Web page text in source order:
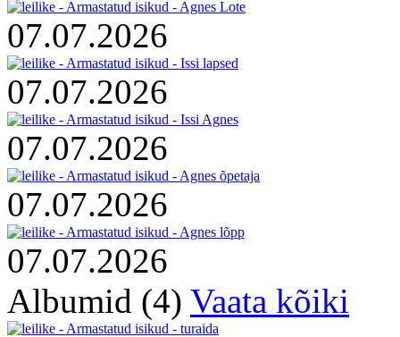
07.07.2026
07.07.2026
07.07.2026
07.07.2026
07.07.2026
Albumid (4) Vaata kõiki